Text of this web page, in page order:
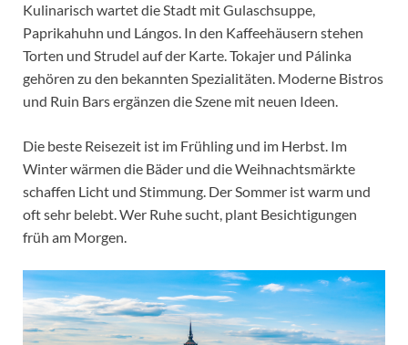
Kulinarisch wartet die Stadt mit Gulaschsuppe,
Paprikahuhn und Lángos. In den Kaffeehäusern stehen
Torten und Strudel auf der Karte. Tokajer und Pálinka
gehören zu den bekannten Spezialitäten. Moderne Bistros
und Ruin Bars ergänzen die Szene mit neuen Ideen.
Die beste Reisezeit ist im Frühling und im Herbst. Im
Winter wärmen die Bäder und die Weihnachtsmärkte
schaffen Licht und Stimmung. Der Sommer ist warm und
oft sehr belebt. Wer Ruhe sucht, plant Besichtigungen
früh am Morgen.